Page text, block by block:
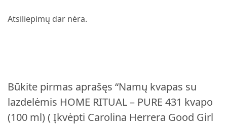
Atsiliepimų dar nėra.
Būkite pirmas aprašęs “Namų kvapas su
lazdelėmis HOME RITUAL – PURE 431 kvapo
(100 ml) ( Įkvėpti Carolina Herrera Good Girl